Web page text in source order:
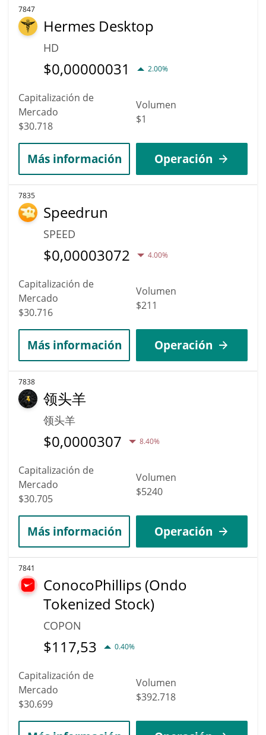
7847
Hermes Desktop
HD
$0,00000031 2.00%
Capitalización de
Mercado
$30.718
Volumen
$1
Más información Operación
7835
Speedrun
SPEED
$0,00003072 4.00%
Capitalización de
Mercado
$30.716
Volumen
$211
Más información Operación
7838
领头羊
领头羊
$0,0000307 8.40%
Capitalización de
Mercado
$30.705
Volumen
$5240
Más información Operación
7841
ConocoPhillips (Ondo
Tokenized Stock)
COPON
$117,53 0.40%
Capitalización de
Mercado
$30.699
Volumen
$392.718